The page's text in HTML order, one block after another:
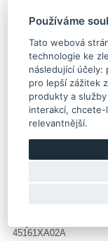
Používáme
Tato webová
technologie ke
následující účely:
pro lepší zážitek
produkty a
interakcí,chcete-
relevantnější.
Hadice chladiče
45161XA02A